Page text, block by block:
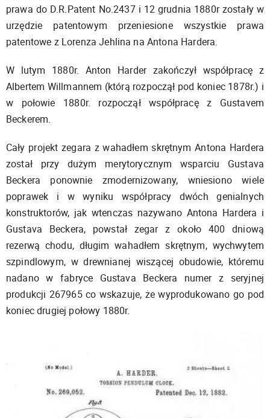
prawa do D.R.Patent No.2437 i 12 grudnia 1880r zostały w
urzędzie patentowym przeniesione wszystkie prawa
patentowe z Lorenza Jehlina na Antona Hardera.
W lutym 1880r. Anton Harder zakończył współpracę z
Albertem Willmannem (którą rozpoczął pod koniec 1878r.) i
w połowie 1880r. rozpoczął współpracę z Gustavem
Beckerem.
Cały projekt zegara z wahadłem skrętnym Antona Hardera
został przy dużym merytorycznym wsparciu Gustava
Beckera ponownie zmodernizowany, wniesiono wiele
poprawek i w wyniku współpracy dwóch genialnych
konstruktorów, jak wtenczas nazywano Antona Hardera i
Gustava Beckera, powstał zegar z około 400 dniową
rezerwą chodu, długim wahadłem skrętnym, wychwytem
szpindlowym, w drewnianej wiszącej obudowie, któremu
nadano w fabryce Gustava Beckera numer z seryjnej
produkcji 267965 co wskazuje, że wyprodukowano go pod
koniec drugiej połowy 1880r.